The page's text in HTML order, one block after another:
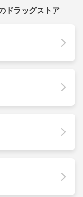
ドラッグストア